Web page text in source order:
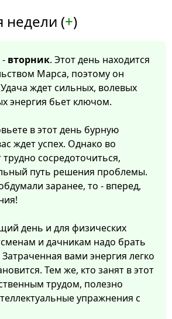
недели (+)
вторник. Этот день находится
Марса, поэтому он
ждет сильных, волевых
энергия бьет ключом.
в этот день бурную
ждет успех. Однако во
сосредоточиться,
путь решения проблемы.
заранее, то - вперед,
день и для физических
и дачникам надо брать
Затраченная вами энергия легко
Тем же, кто занят в этот
трудом, полезно
упражнения с